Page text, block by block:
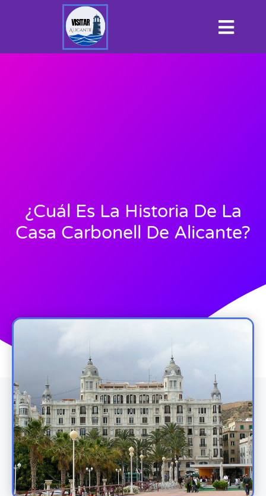
¿Cuál Es La Historia De La
Casa Carbonell De Alicante?